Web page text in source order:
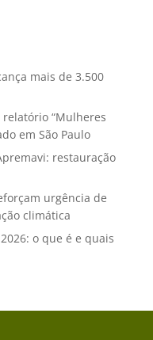
mais de 3.500
“Mulheres
em São Paulo
restauração
urgência de
climática
o que é e quais